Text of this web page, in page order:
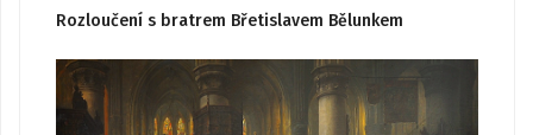
Rozloučení s bratrem Břetislavem Bělunkem